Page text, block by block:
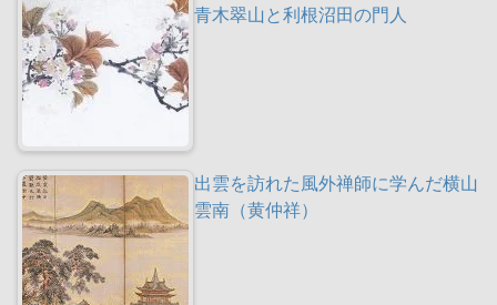
青木翠山と利根沼田の門人
出雲を訪れた風外禅師に学んだ横山
雲南（黄仲祥）